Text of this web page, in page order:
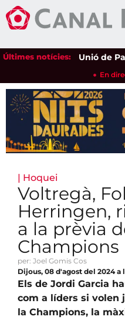
Últimes notícies:Unió de
En
| Hoquei
Voltregà,
Herringen,
a la prèvia
Champions
per: Joel Gomis Cos
Dijous, 08 d'agost del 2024 a
Els de Jordi Garcia
com a líders si volen
la Champions, la